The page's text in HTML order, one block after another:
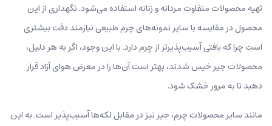
تهیه محصولات متفاوت مردانه و زنانه استفاده می‌شود. نگهداری از این
محصول در مقایسه با سایر نمونه‌های چرم طبیعی نیازمند دقت بیشتری
است چرا که بافتی آسیب‌پذیرتر از چرم دارد. با این وجود، اگر به هر دلیل،
محصولات جیر خیس شدند، بهتر است آن‌ها را در معرض هوای آزاد قرار
دهید تا به مرور خشک شود.
مانند سایر محصولات چرم، جیر نیز در مقابل لکه‌ها آسیب‌پذیر است. به این